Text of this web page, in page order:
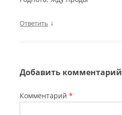
Ответить ↓
Добавить комментарий
Комментарий *